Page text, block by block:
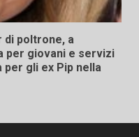
di poltrone, a
per giovani e servizi
gli ex Pip nella